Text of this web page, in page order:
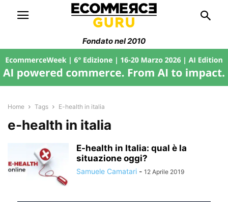
Fondato nel 2010
Home Tags E-health in italia
e-health in italia
E-health in Italia: qual è la
situazione oggi?
Samuele Camatari - 12 Aprile 2019